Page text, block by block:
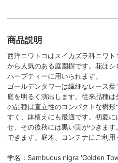
商品説明
西洋ニワトコはスイカズラ科ニワ
から人気のある庭園樹です。花は
ハーブティーに用いられます。
ゴールデンタワーは繊細なレース
庭を明るく演出します。従来品種
の品種は直立性のコンパクトな樹
すく、鉢植えにも最適です。初夏
せ、その後秋には黒い実がつきま
できます。庭木、コンテナにご利用
学名：Sambucus nigra 'Golden